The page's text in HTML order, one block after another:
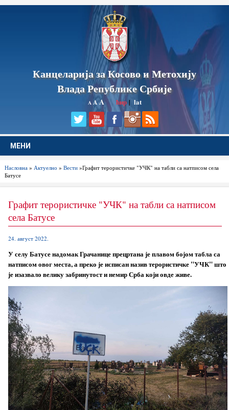
Канцеларија за Косово и Метохију
Влада Републике Србије
A AA ћир|lat
МЕНИ
Насловна» Актуелно » Вести»Графит терористичке "УЧК" на табли са натписом села
Батусе
Графит терористичке "УЧК" на табли са натписом
села Батусе
24. август 2022.
У селу Батусе надомак Грачанице прецртана је плавом бојом табла са
натписом овог места, а преко је исписан назив терористичке "УЧК" што
је изазвало велику забринутост и немир Срба који овде живе.